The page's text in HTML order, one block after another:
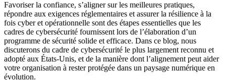
Favoriser la confiance, s’aligner sur les meilleures pratiques,
répondre aux exigences réglementaires et assurer la résilience à la
fois cyber et opérationnelle sont des étapes essentielles que les
cadres de cybersécurité fournissent lors de l’élaboration d’un
programme de sécurité solide et efficace. Dans ce blog, nous
discuterons du cadre de cybersécurité le plus largement reconnu et
adopté aux États-Unis, et de la manière dont l’alignement peut aider
votre organisation à rester protégée dans un paysage numérique en
évolution.